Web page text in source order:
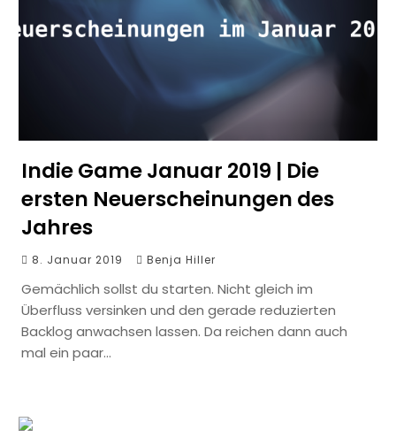
Indie Game Januar 2019 | Die
ersten Neuerscheinungen des
Jahres
8. Januar 2019 Benja Hiller
Gemächlich sollst du starten. Nicht gleich im
Überfluss versinken und den gerade reduzierten
Backlog anwachsen lassen. Da reichen dann auch
mal ein paar…